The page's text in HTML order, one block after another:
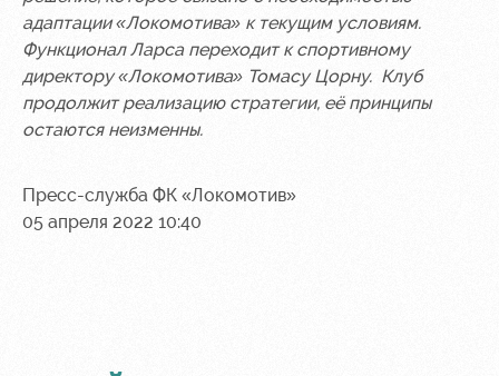
Информация
для
болельщиков
МГН
адаптации «Локомотива» к текущим условиям.
Функционал Ларса переходит к спортивному
директору «Локомотива» Томасу Цорну. Клуб
продолжит реализацию стратегии, её принципы
остаются неизменны.
Пресс-служба ФК «Локомотив»
05 апреля 2022 10:40